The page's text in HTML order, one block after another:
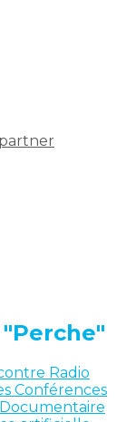
Radio
Conférences
Documentaire